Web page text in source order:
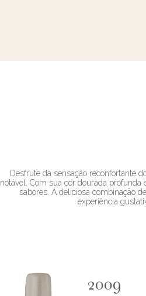
Desfrute da sensação reconfortante
notável. Com sua cor dourada
sabores. A deliciosa combinação
experiência
2009